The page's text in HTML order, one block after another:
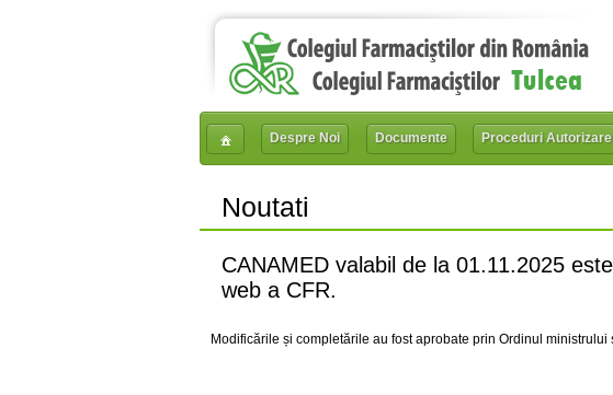
Despre Noi Documente Proceduri Autorizare
Noutati
CANAMED valabil de la 01.11.2025
web a CFR.
Modificările și completările au fost aprobate prin Ordinul